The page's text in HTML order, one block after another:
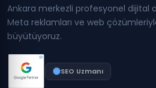
Ankara merkezli profesyonel dijital
Meta reklamları ve web
büyütüyoruz.
SEO Uzmanı